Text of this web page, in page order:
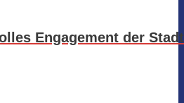
Engagement der